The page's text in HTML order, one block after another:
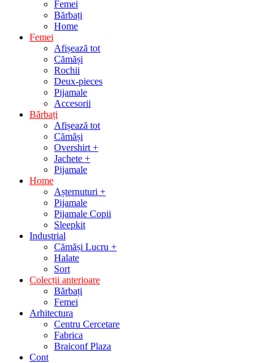
Femei
Bărbați
Home
Femei
Afișează tot
Cămăși
Rochii
Deux-pieces
Pijamale
Accesorii
Bărbați
Afișează tot
Cămăși
Overshirt +
Jachete +
Pijamale
Home
Așternuturi +
Pijamale
Pijamale Copii
Sleepkit
Industrial
Cămăși Lucru +
Halate
Sort
Colecții anterioare
Bărbați
Femei
Arhitectura
Centru Cercetare
Fabrica
Braiconf Plaza
Cont